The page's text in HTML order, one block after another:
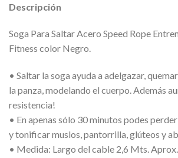
Descripción
Soga Para Saltar Acero Speed Rope
Fitness color Negro.
• Saltar la soga ayuda a adelgazar,
la panza, modelando el cuerpo. Además
resistencia!
• En apenas sólo 30 minutos podes
y tonificar muslos, pantorrilla, glúteos y
• Medida: Largo del cable 2,6 Mts.